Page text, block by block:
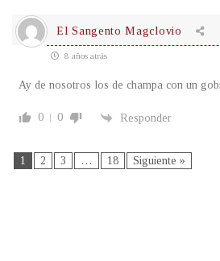
El Sangento Magclovio
8 años atrás
Ay de nosotros los de champa con un
0 0 Responder
1 2 3 … 18 Siguiente »